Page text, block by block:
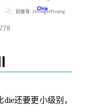
还要更小级别，